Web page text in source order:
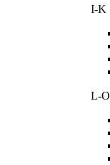
I-K
L-O